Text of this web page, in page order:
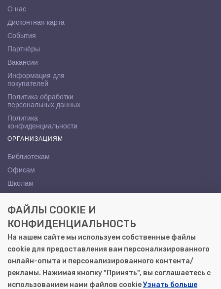
О нас
Дисконтная карта
События
Партнёры
Вакансии
Информация для
покупателей
Политика обработки
персональных данных
Политика
конфиденциальности
ОРГАНИЗАЦИЯМ
Библиотекам
Офисам
Школам
КОНТАКТЫ
Саратов, ул. Осипова, 10А
+7 (8452) 72-65-65
gemera@moya-kniga.ru
ФАЙЛЫ COOKIE И
КОНФИДЕНЦИАЛЬНОСТЬ
На нашем сайте мы используем собственные файлы
cookie для предоставления вам персонализированного
онлайн-опыта и персонализированного контента/
рекламы. Нажимая кнопку "Принять", вы соглашаетесь с
использованием нами файлов cookieУзнать больше